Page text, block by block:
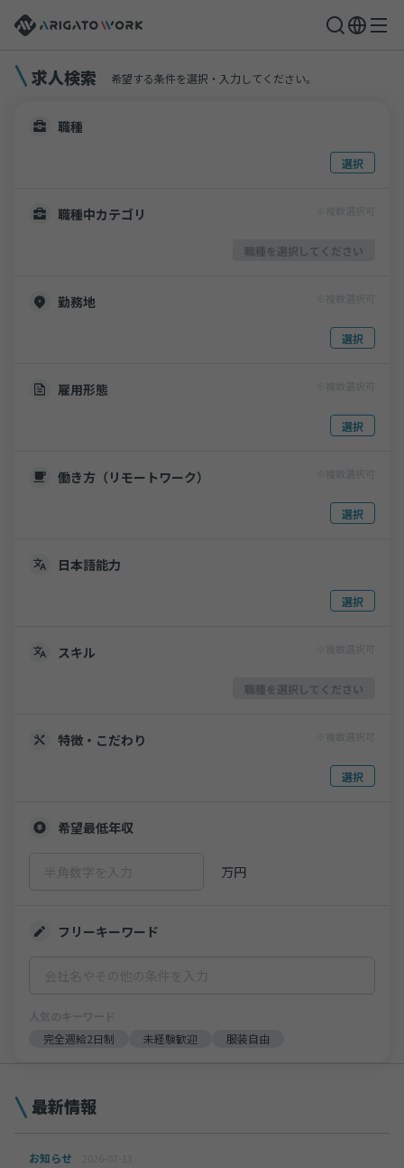
求人検索 希望する条件を選択・入力してください。
職種
選択
職種中カテゴリ
職種を選択してください
勤務地
選択
雇用形態
選択
働き方（リモートワーク）
選択
日本語能力
選択
スキル
職種を選択してください
特徴・こだわり
選択
希望最低年収
万円
フリーキーワード
完全週給2日制
未経験歓迎 服装自由
最新情報
お知らせ